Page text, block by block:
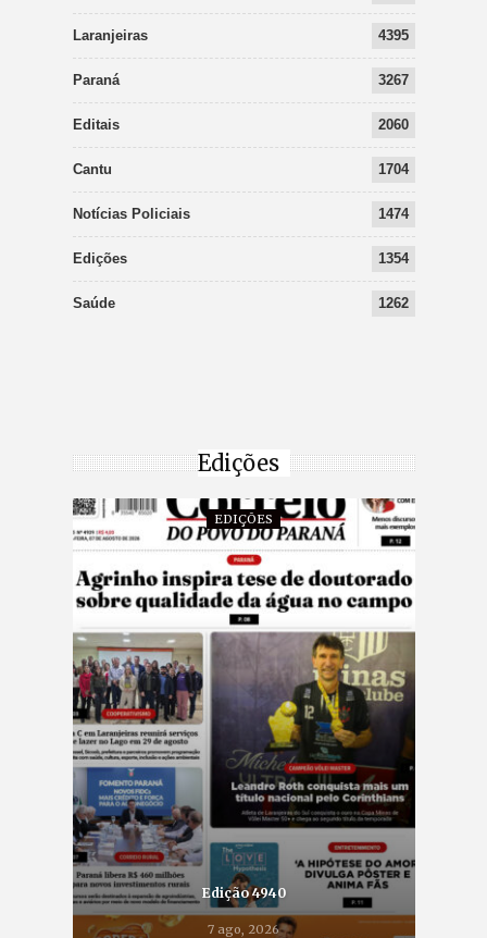
Laranjeiras 4395
Paraná 3267
Editais 2060
Cantu 1704
Notícias Policiais 1474
Edições 1354
Saúde 1262
Edições
EDIÇÕES
Edição 4940
7 ago, 2026